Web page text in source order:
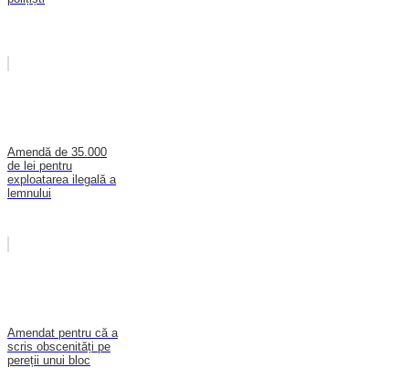
Amendă de 35.000
de lei pentru
exploatarea ilegală a
lemnului
Amendat pentru că a
scris obscenități pe
pereții unui bloc